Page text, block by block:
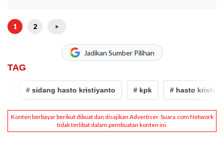
1 2 >
Jadikan Sumber Pilihan
TAG
# sidang hasto kristiyanto # kpk # hasto kristiyanto